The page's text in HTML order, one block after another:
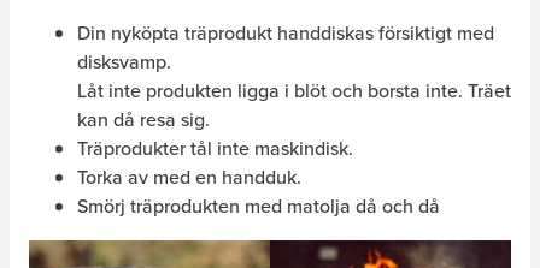
Din nyköpta träprodukt handdiskas försiktigt med
disksvamp.
Låt inte produkten ligga i blöt och borsta inte. Träet
kan då resa sig.
Träprodukter tål inte maskindisk.
Torka av med en handduk.
Smörj träprodukten med matolja då och då